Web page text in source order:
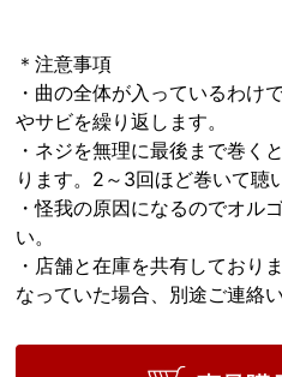
＊注意事項
・曲の全体が入っているわけ
やサビを繰り返します。
・ネジを無理に最後まで巻く
ります。2～3回ほど巻いて聴
・怪我の原因になるのでオル
い。
・店舗と在庫を共有しており
なっていた場合、別途ご連絡